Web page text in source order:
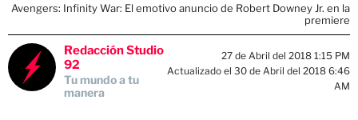
Avengers: Infinity War: El emotivo anuncio de Robert Downey Jr. en la
premiere
Redacción Studio
92
Tu mundo a tu
manera
27 de Abril del 2018 1:15 PM
Actualizado el 30 de Abril del 2018 6:46
AM